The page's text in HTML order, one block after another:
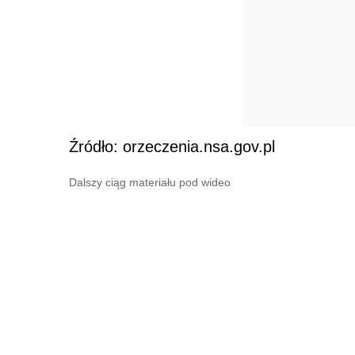
Źródło: orzeczenia.nsa.gov.pl
Dalszy ciąg materiału pod wideo